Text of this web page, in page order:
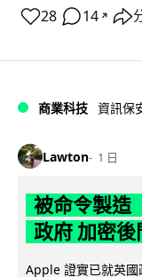
28 14 ↗
商業科技 資訊保
Lawton 1 日
被命令製造
政府 加密後
Apple 證實已就英國